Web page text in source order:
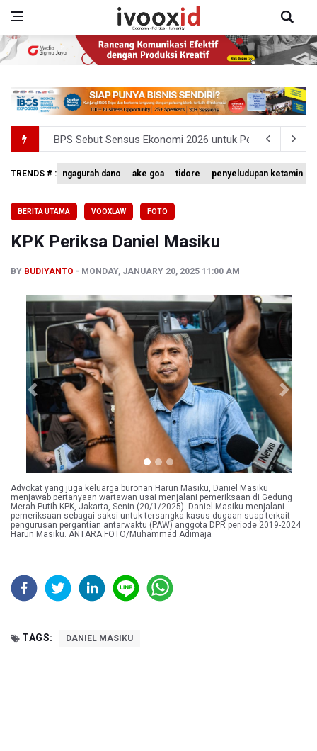
BPS Sebut Sensus Ekonomi 2026 untuk Perbarui Data
Flores Bersiap Gelar Festival Golo Koe 2026,
TNI Gelar Latihan Kesiapsiagaan Penanggulangan
Pemprov Jabar Sediakan Knalpot Standar Gratis di Pos
TRENDS # : ngagurah dano ake goa tidore penyeludupan ketamin
BERITA UTAMA VOOXLAW FOTO
KPK Periksa Daniel Masiku
BY BUDIYANTO MONDAY, JANUARY 20, 2025 11:00 AM
Previous Next
Advokat yang juga keluarga buronan Harun Masiku, Daniel Masiku
menjawab pertanyaan wartawan usai menjalani pemeriksaan di Gedung
Merah Putih KPK, Jakarta, Senin (20/1/2025). Daniel Masiku menjalani
pemeriksaan sebagai saksi untuk tersangka kasus dugaan suap terkait
pengurusan pergantian antarwaktu (PAW) anggota DPR periode 2019-2024
Harun Masiku. ANTARA FOTO/Muhammad Adimaja
TAGS: DANIEL MASIKU